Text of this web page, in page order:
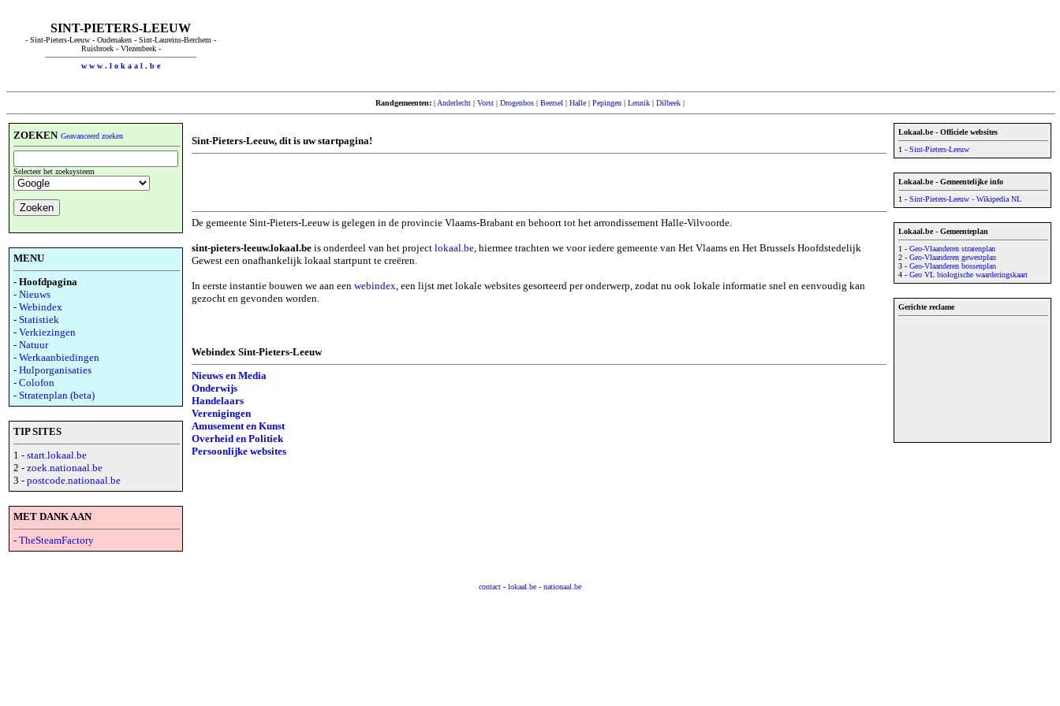
SINT-PIETERS-LEEUW
- Sint-Pieters-Leeuw - Oudenaken - Sint-Laureins-Berchem -
Ruisbroek - Vlezenbeek -
w w w . l o k a a l . b e
Randgemeenten: | Anderlecht | Vorst | Drogenbos | Beersel | Halle | Pepingen | Lennik | Dilbeek |
ZOEKEN Geavanceerd zoeken
Selecteer het zoeksysteem
MENU
- Hoofdpagina
- Nieuws
- Webindex
- Statistiek
- Verkiezingen
- Natuur
- Werkaanbiedingen
- Hulporganisaties
- Colofon
- Stratenplan (beta)
TIP SITES
1 - start.lokaal.be
2 - zoek.nationaal.be
3 - postcode.nationaal.be
MET DANK AAN
- TheSteamFactory
Sint-Pieters-Leeuw, dit is uw startpagina!
De gemeente Sint-Pieters-Leeuw is gelegen in de provincie Vlaams-Brabant en behoort tot het arrondissement Halle-Vilvoorde.
sint-pieters-leeuw.lokaal.be is onderdeel van het project lokaal.be, hiermee trachten we voor iedere gemeente van Het Vlaams en Het Brussels Hoofdstedelijk
Gewest een onafhankelijk lokaal startpunt te creëren.
In eerste instantie bouwen we aan een webindex, een lijst met lokale websites gesorteerd per onderwerp, zodat nu ook lokale informatie snel en eenvoudig kan
gezocht en gevonden worden.
Webindex Sint-Pieters-Leeuw
Nieuws en Media
Onderwijs
Handelaars
Verenigingen
Amusement en Kunst
Overheid en Politiek
Persoonlijke websites
Lokaal.be - Officiele websites
1 - Sint-Pieters-Leeuw
Lokaal.be - Gemeentelijke info
1 - Sint-Pieters-Leeuw - Wikipedia NL
Lokaal.be - Gemeenteplan
1 - Geo-Vlaanderen stratenplan
2 - Geo-Vlaanderen gewestplan
3 - Geo-Vlaanderen bossenplan
4 - Geo VL biologische waarderingskaart
Gerichte reclame
contact - lokaal.be - nationaal.be